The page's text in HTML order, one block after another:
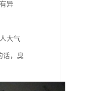
异
大气
话，臭